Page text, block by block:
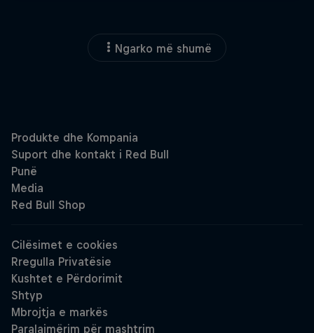
Ngarko më shumë